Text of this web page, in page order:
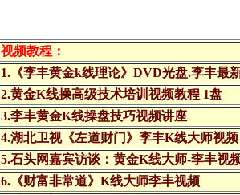
视频教程：
1.《李丰黄金k线理论》DVD光盘.李丰最
2.黄金K线操高级技术培训视频教程 1盘
3.李丰黄金K线操盘技巧视频讲座
4.湖北卫视《左道财门》李丰K线大师视频
5.石头网嘉宾访谈：黄金K线大师-李丰视
6.《财富非常道》K线大师李丰视频